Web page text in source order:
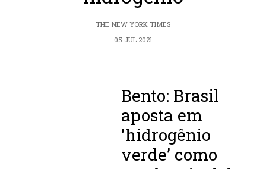
THE NEW YORK TIMES
05 JUL 2021
Bento: Brasil
aposta em
'hidrogênio
verde’ como